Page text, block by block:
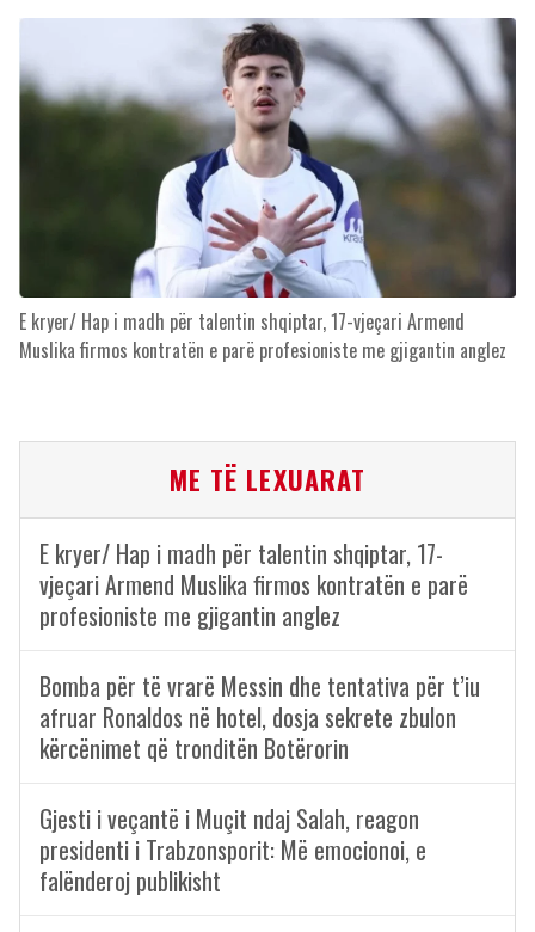
E kryer/ Hap i madh për talentin shqiptar, 17-vjeçari Armend
Muslika firmos kontratën e parë profesioniste me gjigantin anglez
ME TË LEXUARAT
E kryer/ Hap i madh për talentin shqiptar, 17-
vjeçari Armend Muslika firmos kontratën e parë
profesioniste me gjigantin anglez
Bomba për të vrarë Messin dhe tentativa për t’iu
afruar Ronaldos në hotel, dosja sekrete zbulon
kërcënimet që tronditën Botërorin
Gjesti i veçantë i Muçit ndaj Salah, reagon
presidenti i Trabzonsporit: Më emocionoi, e
falënderoj publikisht